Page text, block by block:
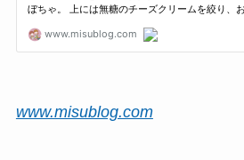
www.misublog.com